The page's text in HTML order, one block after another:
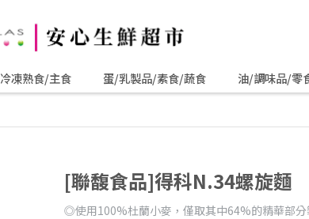
冷凍熟食/主食 蛋/乳製品/素食/蔬食 油/調味品/零
[聯馥食品]得科N.34螺旋麵
◎使⽤100%杜蘭⼩麥，僅取其中64%的精華部分